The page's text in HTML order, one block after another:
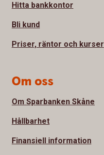
Hitta bankkontor
Bli kund
Priser, räntor och kurser
Om oss
Om Sparbanken Skåne
Hållbarhet
Finansiell information